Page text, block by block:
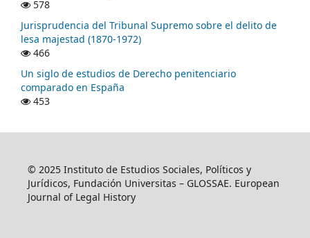
578
Jurisprudencia del Tribunal Supremo sobre el delito de
lesa majestad (1870-1972)
466
Un siglo de estudios de Derecho penitenciario
comparado en España
453
© 2025 Instituto de Estudios Sociales, Políticos y
Jurídicos, Fundación Universitas – GLOSSAE. European
Journal of Legal History